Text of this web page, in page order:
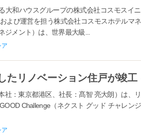
和ハウスグループの株式会社コスモスイ
よび運営を担う株式会社コスモスホテルマ
ジメント）は、世界最大級...
：東京都港区、社長：髙智 亮大朗）は、
Challenge（ネクスト グッド チャレン